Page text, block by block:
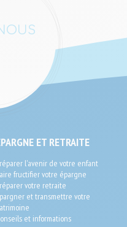
ET RETRAITE
l'avenir de votre enfant
fructifier votre épargne
votre retraite
et transmettre votre
et informations